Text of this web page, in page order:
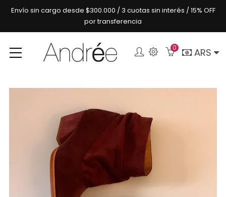
Envío sin cargo desde $300.000 / 3 cuotas sin interés / 15% OFF
por transferencia
Buscar 0 ARS